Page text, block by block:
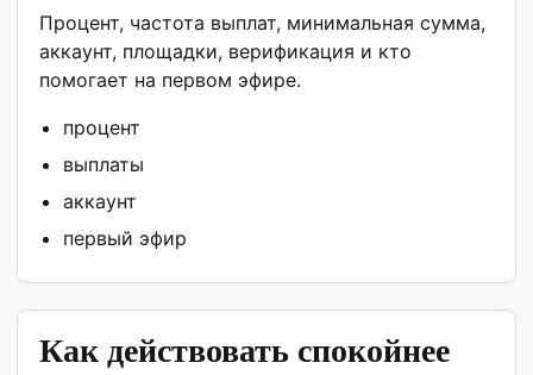
Процент, частота выплат, минимальная сумма,
аккаунт, площадки, верификация и кто
помогает на первом эфире.
процент
выплаты
аккаунт
первый эфир
Как действовать спокойнее